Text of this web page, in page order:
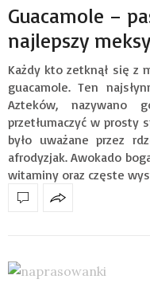
Guacamole –
najlepszy
Każdy kto zetknął się z
guacamole. Ten
Azteków, nazywano
przetłumaczyć w prosty
było uważane przez
afrodyzjak. Awokado
witaminy oraz częste